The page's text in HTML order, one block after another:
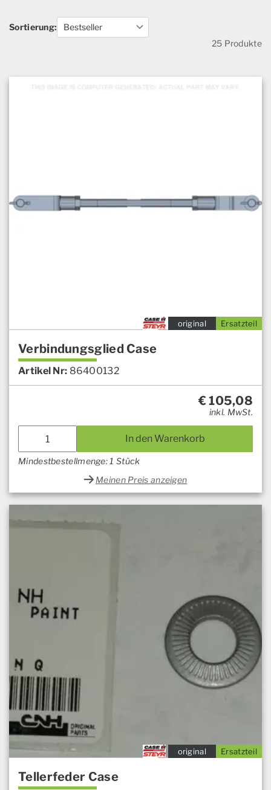
Sortierung:
25 Produkte
Ersatzteil
original
Verbindungsglied Case
Artikel Nr: 86400132
€105,08
inkl. MwSt.
In den Warenkorb
Mindestbestellmenge: 1 Stück
Meinen Preis anzeigen
Ersatzteil
original
Tellerfeder Case